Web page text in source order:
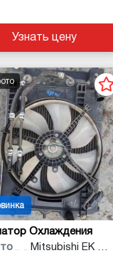
Узнать цену
Охлаждения